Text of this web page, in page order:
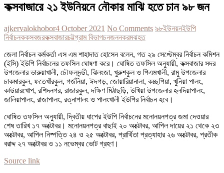
কক্সবাজারে ২১ ইউনিয়নে নৌকার মাঝি হতে চান ৯৮ জন
ajkervalokhobor4 October 2021 No Comments ৯৮ইউনয়নইউপি
নির্বাচনককসবজরকক্সবাজারচট্টগ্রাম বিভাগচনজননকরমঝহত
জেলা নির্বাচন কর্মকর্তা এস এম শাহাদাত হোসেন বলেন, গত ২৯ সেপ্টেম্বর নির্বাচন কমিশন
(ইসি) ইউপি নির্বাচনের তফসিল ঘোষণা করে। ঘোষিত তফসিল অনুযায়ী, কক্সবাজার সদর
উপজেলার ভারুয়াখালী, চৌফলদন্ডী, ঝিলংজা, খুরুশকুল ও পিএমখালী, রামু উপজেলার
চাকমারকুল, ফতেখাঁরকুল, গর্জনিয়া, ঈদগড়, জোয়ারিয়ানালা, কচ্ছপিয়া, খুনিয়া পালং,
কাউয়ারখোপ, রশিদনগর, রাজারকুল, দক্ষিণ মিঠাছড়ি, উখিয়া উপজেলার হলদিয়াপালং,
জালিয়াপালং, রাজাপালং, রত্নাপালং ও পালংখালী ইউপির নির্বাচন হবে।
ঘোষিত তফসিল অনুযায়ী, দ্বিতীয় ধাপের ইউপি নির্বাচনের মনোনয়নপত্র জমা দেওয়ার
শেষ তারিখ ১৭ অক্টোবর। মনোনয়নপত্র বাছাই ২০ অক্টোবর, আপিল দায়ের ২১ থেকে ২৩
অক্টোবর, আপিল নিষ্পত্তি ২৪ ও ২৫ অক্টোবর, প্রার্থিতা প্রত্যাহার ২৬ অক্টোবর, প্রতীক
বরাদ্দ ২৭ অক্টোবর ও ১১ নভেম্বর ভোট গ্রহণ।
Source link